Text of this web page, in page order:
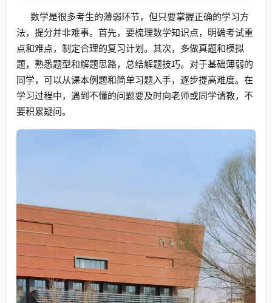
数学是很多考生的薄弱环节，但只要掌握正确的学习方
法，提分并非难事。首先，要梳理数学知识点，明确考试重
点和难点，制定合理的复习计划。其次，多做真题和模拟
题，熟悉题型和解题思路，总结解题技巧。对于基础薄弱的
同学，可以从课本例题和简单习题入手，逐步提高难度。在
学习过程中，遇到不懂的问题要及时向老师或同学请教，不
要积累疑问。